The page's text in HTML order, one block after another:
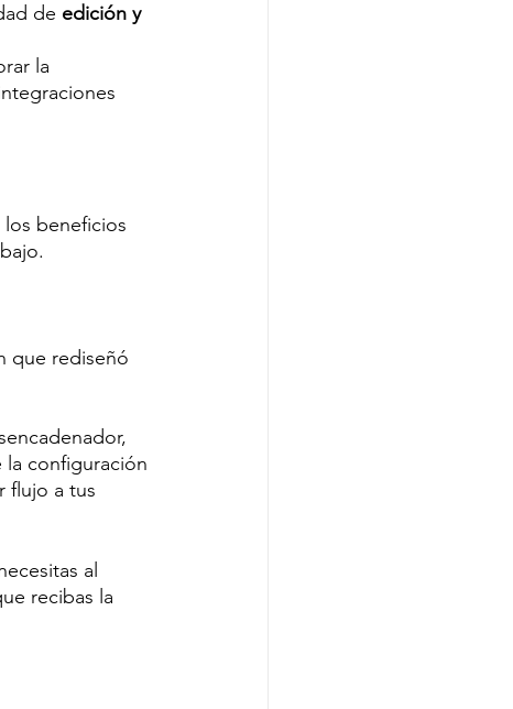
de edición y
la
los beneficios
que rediseñó
configuración
flujo a tus
al
recibas la